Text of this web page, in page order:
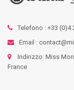
Telefono : +33 (0)4
Email :
Indirizzo: Miss
France